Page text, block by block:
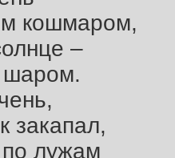
кошмаром,
–
закапал,
лужам